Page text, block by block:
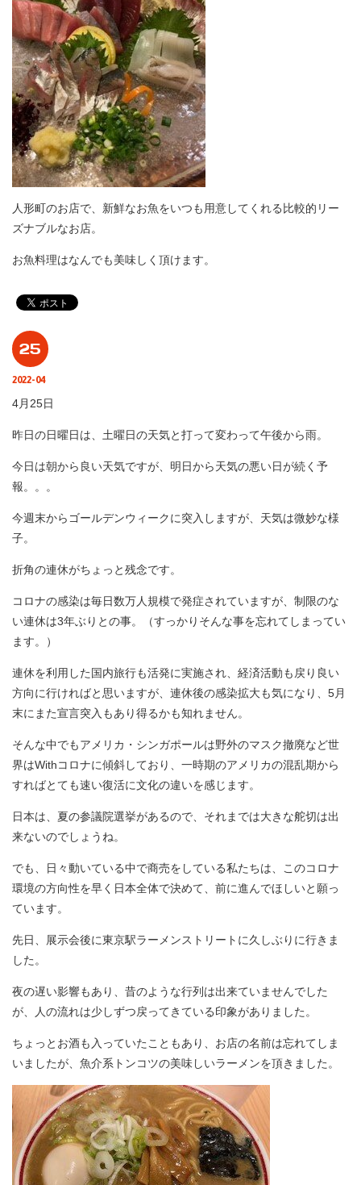
人形町のお店で、新鮮なお魚をいつも用意してくれる比較的リー
ズナブルなお店。
お魚料理はなんでも美味しく頂けます。
25
2022-04
4月25日
昨日の日曜日は、土曜日の天気と打って変わって午後から雨。
今日は朝から良い天気ですが、明日から天気の悪い日が続く予
報。。。
今週末からゴールデンウィークに突入しますが、天気は微妙な様
子。
折角の連休がちょっと残念です。
コロナの感染は毎日数万人規模で発症されていますが、制限のな
い連休は3年ぶりとの事。（すっかりそんな事を忘れてしまってい
ます。）
連休を利用した国内旅行も活発に実施され、経済活動も戻り良い
方向に行ければと思いますが、連休後の感染拡大も気になり、5月
末にまた宣言突入もあり得るかも知れません。
そんな中でもアメリカ・シンガポールは野外のマスク撤廃など世
界はWithコロナに傾斜しており、一時期のアメリカの混乱期から
すればとても速い復活に文化の違いを感じます。
日本は、夏の参議院選挙があるので、それまでは大きな舵切は出
来ないのでしょうね。
でも、日々動いている中で商売をしている私たちは、このコロナ
環境の方向性を早く日本全体で決めて、前に進んでほしいと願っ
ています。
先日、展示会後に東京駅ラーメンストリートに久しぶりに行きま
した。
夜の遅い影響もあり、昔のような行列は出来ていませんでした
が、人の流れは少しずつ戻ってきている印象がありました。
ちょっとお酒も入っていたこともあり、お店の名前は忘れてしま
いましたが、魚介系トンコツの美味しいラーメンを頂きました。